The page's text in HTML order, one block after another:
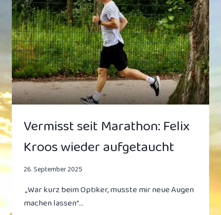
Vermisst seit Marathon: Felix
Kroos wieder aufgetaucht
26. September 2025
„War kurz beim Optiker, musste mir neue Augen
machen lassen“…